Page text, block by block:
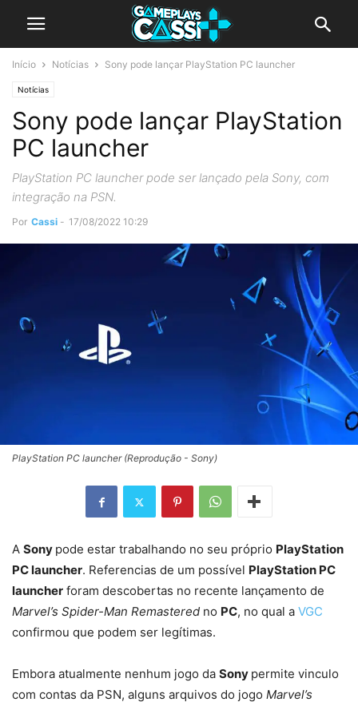
Início Notícias Sony pode lançar PlayStation PC launcher
Notícias
Sony pode lançar PlayStation
PC launcher
PlayStation PC launcher pode ser lançado pela Sony, com
integração na PSN.
Por Cassi - 17/08/2022 10:29
PlayStation PC launcher (Reprodução - Sony)
A Sony pode estar trabalhando no seu próprio PlayStation
PC launcher. Referencias de um possível PlayStation PC
launcher foram descobertas no recente lançamento de
Marvel’s Spider-Man Remastered no PC, no qual a VGC
confirmou que podem ser legítimas.
Embora atualmente nenhum jogo da Sony permite vinculo
com contas da PSN, alguns arquivos do jogo Marvel’s